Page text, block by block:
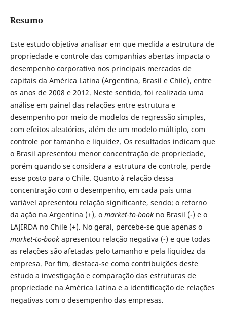
Resumo
Este estudo objetiva analisar em que medida a estrutura de
propriedade e controle das companhias abertas impacta o
desempenho corporativo nos principais mercados de
capitais da América Latina (Argentina, Brasil e Chile), entre
os anos de 2008 e 2012. Neste sentido, foi realizada uma
análise em painel das relações entre estrutura e
desempenho por meio de modelos de regressão simples,
com efeitos aleatórios, além de um modelo múltiplo, com
controle por tamanho e liquidez. Os resultados indicam que
o Brasil apresentou menor concentração de propriedade,
porém quando se considera a estrutura de controle, perde
esse posto para o Chile. Quanto à relação dessa
concentração com o desempenho, em cada país uma
variável apresentou relação significante, sendo: o retorno
da ação na Argentina (+), o market-to-bookno Brasil (-) e o
LAJIRDA no Chile (+). No geral, percebe-se que apenas o
market-to-bookapresentou relação negativa (-) e que todas
as relações são afetadas pelo tamanho e pela liquidez da
empresa. Por fim, destaca-se como contribuições deste
estudo a investigação e comparação das estruturas de
propriedade na América Latina e a identificação de relações
negativas com o desempenho das empresas.